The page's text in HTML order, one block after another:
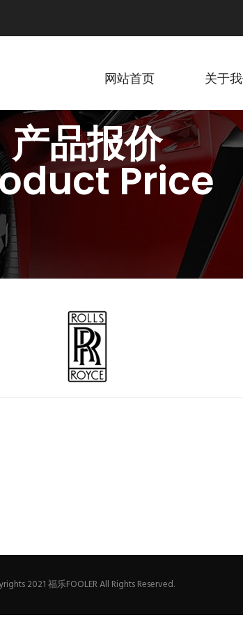
网站首页 关于
产品报价
Price
2021 福乐FOOLER All Rights Reserved.